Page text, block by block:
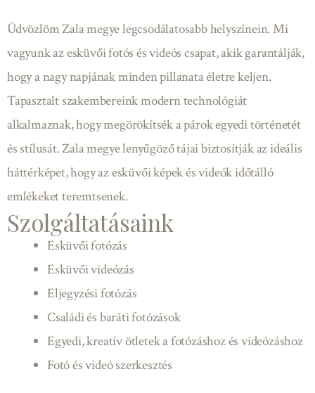
Üdvözlöm Zala megye legcsodálatosabb helyszínein. Mi
vagyunk az esküvői fotós és videós csapat, akik garantálják,
hogy a nagy napjának minden pillanata életre keljen.
Tapasztalt szakembereink modern technológiát
alkalmaznak, hogy megörökítsék a párok egyedi történetét
és stílusát. Zala megye lenyűgöző tájai biztosítják az ideális
háttérképet, hogy az esküvői képek és videók időtálló
emlékeket teremtsenek.
Szolgáltatásaink
Esküvői fotózás
Esküvői videózás
Eljegyzési fotózás
Családi és baráti fotózások
Egyedi, kreatív ötletek a fotózáshoz és videózáshoz
Fotó és videó szerkesztés